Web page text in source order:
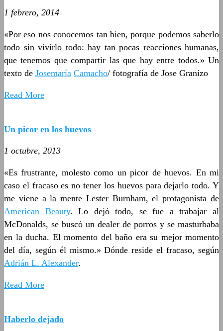
1 febrero, 2014
«Por eso nos conocemos tan bien, porque podemos saberlo
todo sin vivirlo todo: hay tan pocas reacciones humanas,
que tenemos que compartir las que hay entre todos.» Un
texto de Josemaría Camacho/ fotografía de Jose Granizo
Read More
Un picor en los huevos
1 octubre, 2013
«Es frustrante, molesto como un picor de huevos. En mi
caso el fracaso es no tener los huevos para dejarlo todo. Y
me viene a la mente Lester Burnham, el protagonista de
American Beauty. Lo dejó todo, se fue a trabajar al
McDonalds, se buscó un dealer de porros y se masturbaba
en la ducha. El momento del baño era su mejor momento
del día, según él mismo.» Dónde reside el fracaso, según
Adrián L. Alexander.
Read More
Haberlo dejado